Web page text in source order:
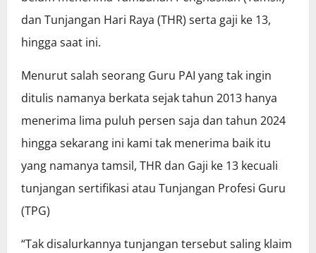
dan Tunjangan Hari Raya (THR) serta gaji ke 13,
hingga saat ini.
Menurut salah seorang Guru PAI yang tak ingin
ditulis namanya berkata sejak tahun 2013 hanya
menerima lima puluh persen saja dan tahun 2024
hingga sekarang ini kami tak menerima baik itu
yang namanya tamsil, THR dan Gaji ke 13 kecuali
tunjangan sertifikasi atau Tunjangan Profesi Guru
(TPG)
“Tak disalurkannya tunjangan tersebut saling klaim